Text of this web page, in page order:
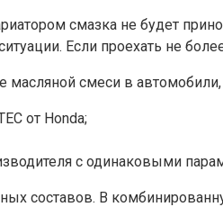
смазка не будет
Если проехать не
масляной смеси в
от Honda;
с одинаковыми
составов. В